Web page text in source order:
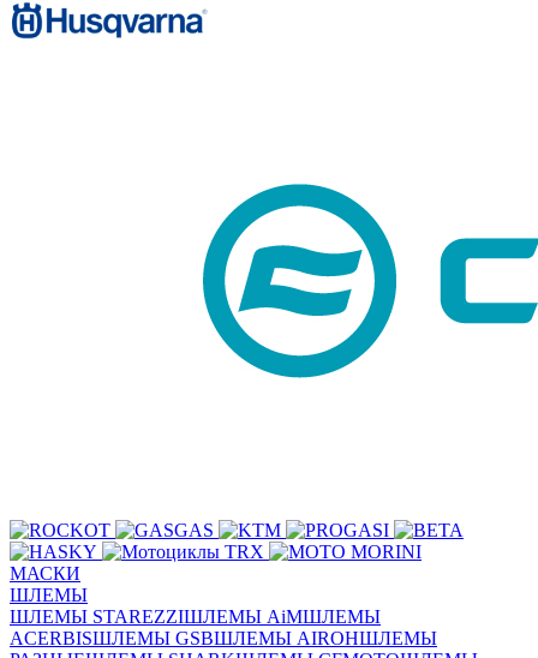
МАСКИ
ШЛЕМЫ
ШЛЕМЫ STAREZZIШЛЕМЫ AiMШЛЕМЫ
ACERBISШЛЕМЫ GSBШЛЕМЫ AIROHШЛЕМЫ